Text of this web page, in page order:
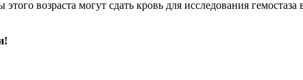
возраста могут сдать кровь для исследования гемостаза